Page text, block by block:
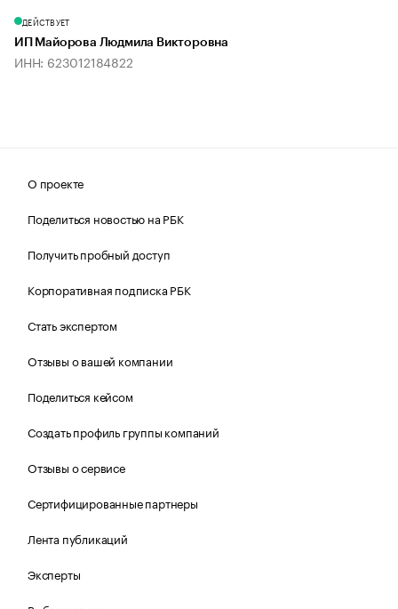
ДЕЙСТВУЕТ
ИП Майорова Людмила Викторовна
ИНН: 623012184822
О проекте
Поделиться новостью на РБК
Получить пробный доступ
Корпоративная подписка РБК
Стать экспертом
Отзывы о вашей компании
Поделиться кейсом
Создать профиль группы компаний
Отзывы о сервисе
Сертифицированные партнеры
Лента публикаций
Эксперты